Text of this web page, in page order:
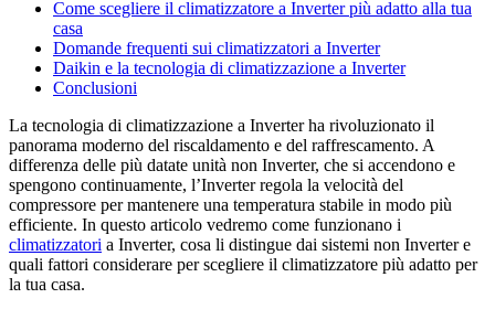
Come scegliere il climatizzatore a Inverter più adatto alla tua
casa
Domande frequenti sui climatizzatori a Inverter
Daikin e la tecnologia di climatizzazione a Inverter
Conclusioni
La tecnologia di climatizzazione a Inverter ha rivoluzionato il
panorama moderno del riscaldamento e del raffrescamento. A
differenza delle più datate unità non Inverter, che si accendono e
spengono continuamente, l’Inverter regola la velocità del
compressore per mantenere una temperatura stabile in modo più
efficiente. In questo articolo vedremo come funzionano i
climatizzatori a Inverter, cosa li distingue dai sistemi non Inverter e
quali fattori considerare per scegliere il climatizzatore più adatto per
la tua casa.